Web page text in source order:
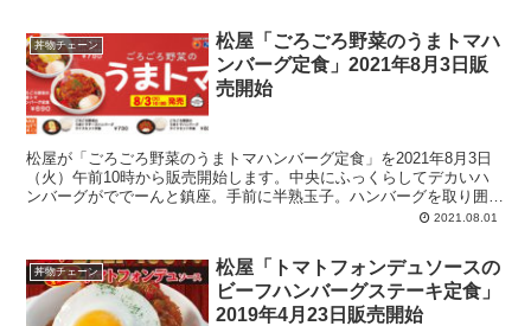
丼物チェーン
松屋「ごろごろ野菜のうまトマハ
ンバーグ定食」2021年8月3日販
売開始
松屋が「ごろごろ野菜のうまトマハンバーグ定食」を2021年8月3日
（火）午前10時から販売開始します。中央にふっくらしてデカいハ
ンバーグがででーんと鎮座。手前に半熟玉子。ハンバーグを取り囲む
ようにごろごろ野菜。なす、ズッキーニ、赤パプリカ、黄パプリカな
2021.08.01
丼物チェーン
松屋「トマトフォンデュソースの
ビーフハンバーグステーキ定食」
2019年4月23日販売開始